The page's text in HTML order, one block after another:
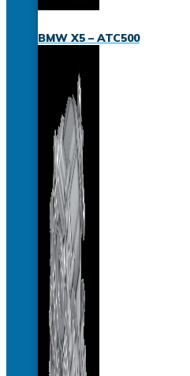
BMW X5 – ATC500